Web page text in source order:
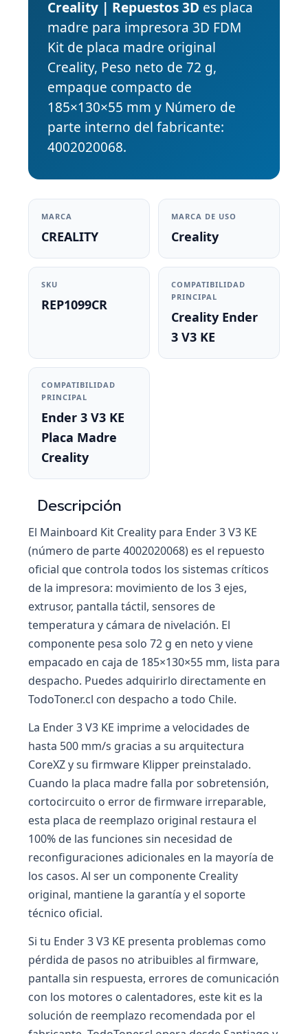
Creality | Repuestos 3D es placa
madre para impresora 3D FDM
Kit de placa madre original
Creality, Peso neto de 72 g,
empaque compacto de
185×130×55 mm y Número de
parte interno del fabricante:
4002020068.
MARCA
CREALITY
MARCA DE USO
Creality
SKU
REP1099CR
COMPATIBILIDAD
PRINCIPAL
Creality Ender
3 V3 KE
COMPATIBILIDAD
PRINCIPAL
Ender 3 V3 KE
Placa Madre
Creality
Descripción
El Mainboard Kit Creality para Ender 3 V3 KE
(número de parte 4002020068) es el repuesto
oficial que controla todos los sistemas críticos
de la impresora: movimiento de los 3 ejes,
extrusor, pantalla táctil, sensores de
temperatura y cámara de nivelación. El
componente pesa solo 72 g en neto y viene
empacado en caja de 185×130×55 mm, lista para
despacho. Puedes adquirirlo directamente en
TodoToner.cl con despacho a todo Chile.
La Ender 3 V3 KE imprime a velocidades de
hasta 500 mm/s gracias a su arquitectura
CoreXZ y su firmware Klipper preinstalado.
Cuando la placa madre falla por sobretensión,
cortocircuito o error de firmware irreparable,
esta placa de reemplazo original restaura el
100% de las funciones sin necesidad de
reconfiguraciones adicionales en la mayoría de
los casos. Al ser un componente Creality
original, mantiene la garantía y el soporte
técnico oficial.
Si tu Ender 3 V3 KE presenta problemas como
pérdida de pasos no atribuibles al firmware,
pantalla sin respuesta, errores de comunicación
con los motores o calentadores, este kit es la
solución de reemplazo recomendada por el